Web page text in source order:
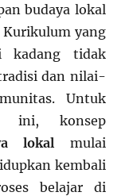
budaya lokal
Kurikulum yang
kadang tidak
dan nilai-
Untuk
ini, konsep
lokal mulai
kembali
belajar di